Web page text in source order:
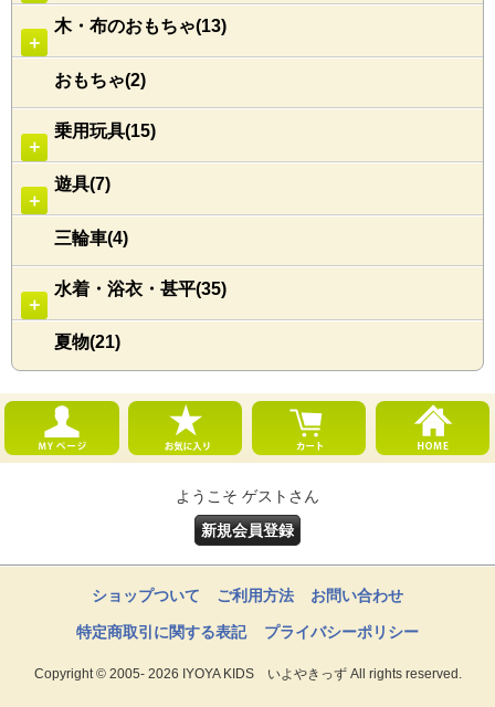
＋
木・布のおもちゃ(13)
おもちゃ(2)
＋
乗用玩具(15)
＋
遊具(7)
三輪車(4)
＋
水着・浴衣・甚平(35)
夏物(21)
ようこそ ゲストさん
新規会員登録
ショップついて ご利用方法 お問い合わせ
特定商取引に関する表記 プライバシーポリシー
Copyright © 2005- 2026 IYOYA KIDS いよやきっず All rights reserved.